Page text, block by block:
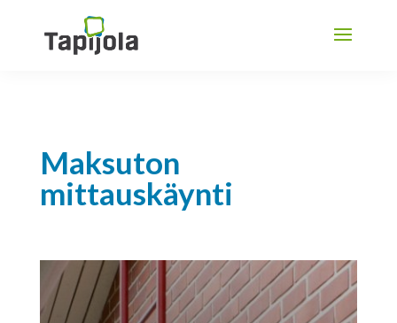
Maksuton
mittauskäynti